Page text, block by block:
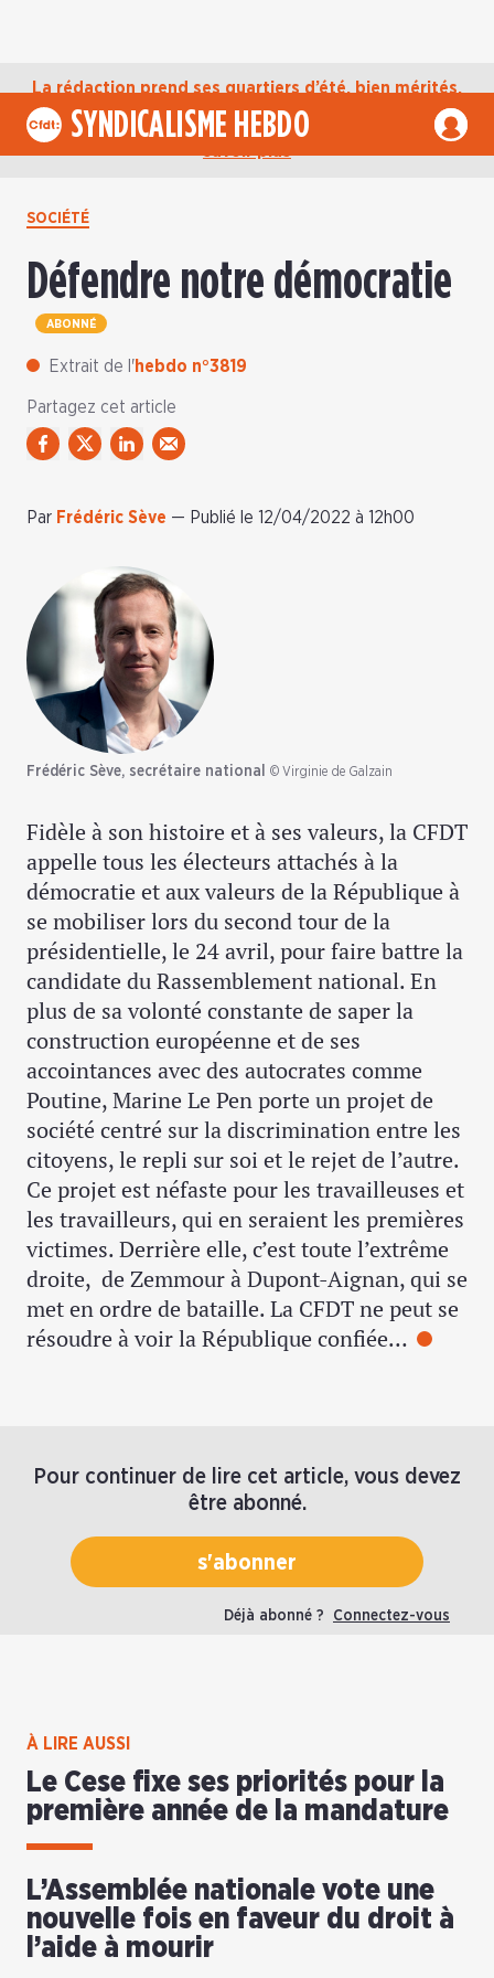
La rédaction prend ses quartiers d’été, bien mérités,
jusqu’au mardi 1er septembre. D’ici là, retrouvez
l’actualité de la CFDT sur notre compte Bluesky. En
SYNDICALISME HEBDO
SOCIÉTÉ
Défendre notre démocratie
ABONNÉ
Extrait de l'hebdo n°3819
Partagez cet article
Par Frédéric Sève — Publié le 12/04/2022 à 12h00
Frédéric Sève, secrétaire national © Virginie de Galzain
Fidèle à son histoire et à ses valeurs, la CFDT
appelle tous les électeurs attachés à la
démocratie et aux valeurs de la République à
se mobiliser lors du second tour de la
présidentielle, le 24 avril, pour faire battre la
candidate du Rassemblement national. En
plus de sa volonté constante de saper la
construction européenne et de ses
accointances avec des autocrates comme
Poutine, Marine Le Pen porte un projet de
société centré sur la discrimination entre les
citoyens, le repli sur soi et le rejet de l’autre.
Ce projet est néfaste pour les travailleuses et
les travailleurs, qui en seraient les premières
victimes. Derrière elle, c’est toute l’extrême
droite, de Zemmour à Dupont-Aignan, qui se
met en ordre de bataille. La CFDT ne peut se
résoudre à voir la République confiée…
Pour continuer de lire cet article, vous devez
être abonné.
s'abonner
Déjà abonné ? Connectez-vous
À LIRE AUSSI
Le Cese fixe ses priorités pour la
première année de la mandature
L’Assemblée nationale vote une
nouvelle fois en faveur du droit à
l’aide à mourir